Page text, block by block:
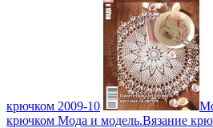
крючком 2009-10
крючком Мода и модель.Вязание